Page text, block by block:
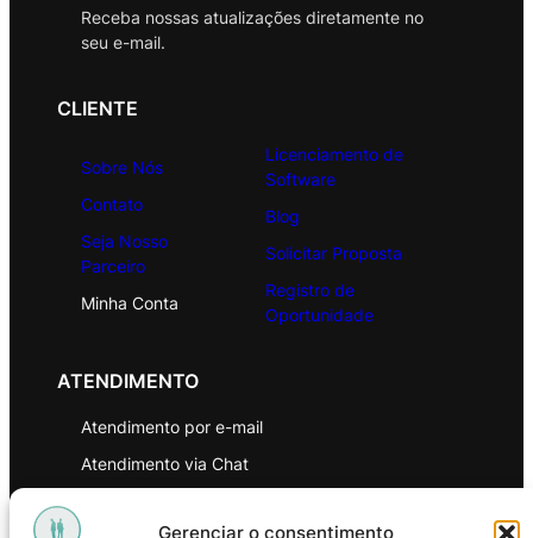
Gerenciar o consentimento
Receba nossas atualizações diretamente no
seu e-mail.
CLIENTE
Sobre Nós
Contato
Seja Nosso
Parceiro
Minha Conta
Licenciamento de
Software
Blog
Solicitar Proposta
Registro de
Oportunidade
ATENDIMENTO
Atendimento por e-mail
Atendimento via Chat